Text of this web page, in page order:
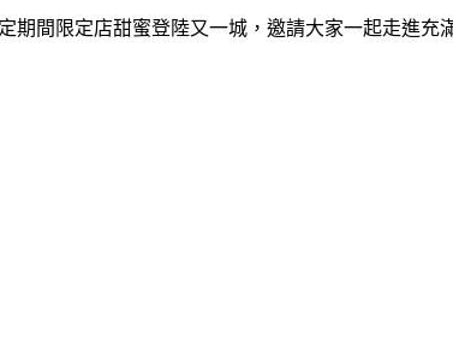
期間限定店甜蜜登陸又一城，邀請大家一起走進